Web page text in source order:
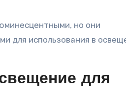
но они
для использования в
для